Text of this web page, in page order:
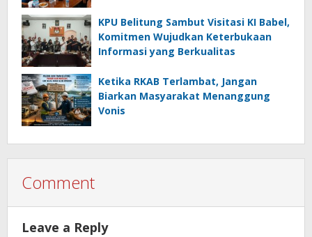
KPU Belitung Sambut Visitasi KI Babel,
Komitmen Wujudkan Keterbukaan
Informasi yang Berkualitas
Ketika RKAB Terlambat, Jangan
Biarkan Masyarakat Menanggung
Vonis
Comment
Leave a Reply